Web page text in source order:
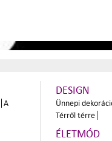
A
DESIGN
Ünnepi
Térről térre
ÉLETMÓD